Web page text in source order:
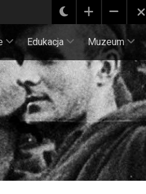
Edukacja Muzeum